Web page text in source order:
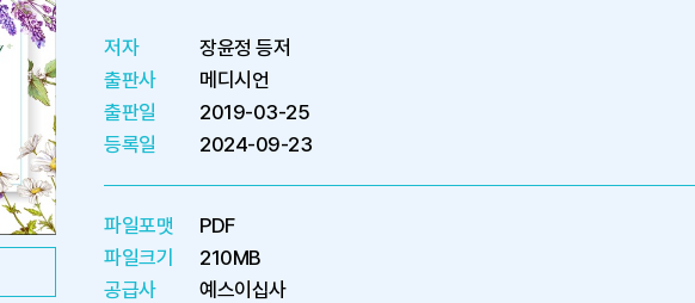
저자
장윤정 등저
출판사
메디시언
출판일
2019-03-25
등록일
2024-09-23
파일포맷
PDF
파일크기
210MB
공급사
예스이십사